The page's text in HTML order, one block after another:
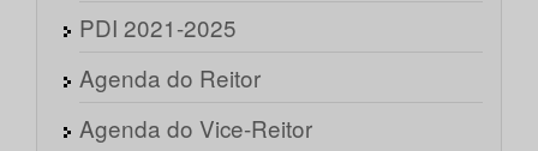
PDI 2021-2025
Agenda do Reitor
Agenda do Vice-Reitor